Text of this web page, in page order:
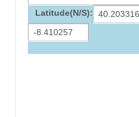
Latitude(N/S):